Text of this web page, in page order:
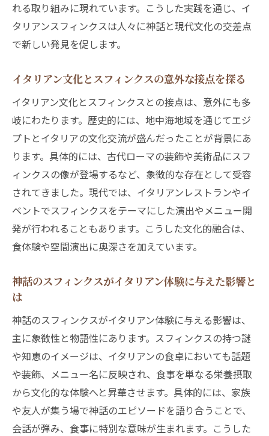
アン体験の深み
イタリアン神話の新しい解釈とイタリアンス
フィンクス
イタリアンの未来
れる取り組みに現れています。こうした実践を通じ、イ
タリアンスフィンクスは人々に神話と現代文化の交差点
で新しい発見を促します。
イタリアン文化とスフィンクスの意外な接点を探る
イタリアン文化とスフィンクスとの接点は、意外にも多
岐にわたります。歴史的には、地中海地域を通じてエジ
プトとイタリアの文化交流が盛んだったことが背景にあ
ります。具体的には、古代ローマの装飾や美術品にスフ
ィンクスの像が登場するなど、象徴的な存在として受容
されてきました。現代では、イタリアンレストランやイ
ベントでスフィンクスをテーマにした演出やメニュー開
発が行われることもあります。こうした文化的融合は、
食体験や空間演出に奥深さを加えています。
神話のスフィンクスがイタリアン体験に与えた影響と
は
神話のスフィンクスがイタリアン体験に与える影響は、
主に象徴性と物語性にあります。スフィンクスの持つ謎
や知恵のイメージは、イタリアンの食卓においても話題
や装飾、メニュー名に反映され、食事を単なる栄養摂取
から文化的な体験へと昇華させます。具体的には、家族
や友人が集う場で神話のエピソードを語り合うことで、
会話が弾み、食事に特別な意味が生まれます。こうした